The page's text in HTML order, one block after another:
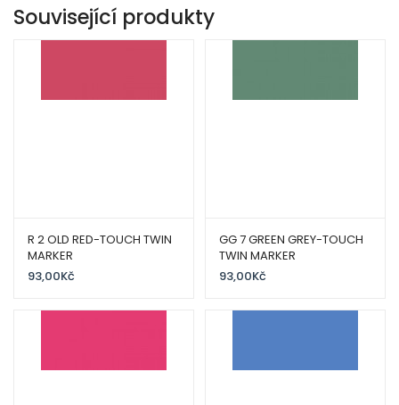
Související produkty
R 2 OLD RED-TOUCH TWIN
MARKER
93,00Kč
GG 7 GREEN GREY-TOUCH
TWIN MARKER
93,00Kč